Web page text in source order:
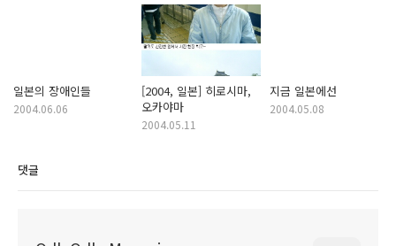
일본의 장애인들
2004.06.06
[2004, 일본] 히로시마,
오카야마
2004.05.11
지금 일본에선
2004.05.08
댓글